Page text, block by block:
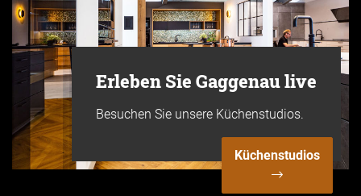
Erleben Sie Gaggenau live
Besuchen Sie unsere Küchenstudios.
Küchenstudios